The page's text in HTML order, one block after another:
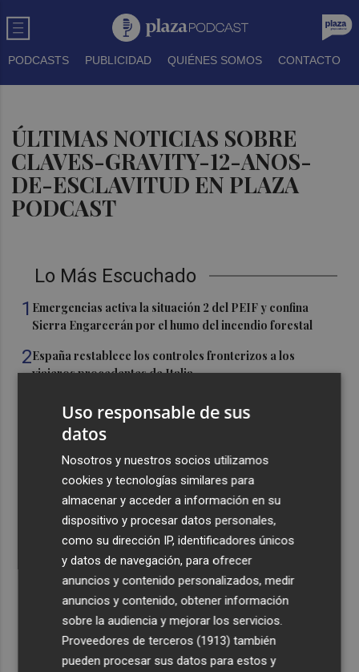
PODCASTS PUBLICIDAD QUIÉNES SOMOS CONTACTO
ÚLTIMAS NOTICIAS SOBRE
CLAVES-GRAVITY-12-ANOS-
DE-ESCLAVITUD EN PLAZA
PODCAST
Lo Más Escuchado
1 Emergencias activa la situación 2 del PEIF y confina
Sierra Engarcerán por el humo del incendio forestal
2España restablece los controles fronterizos a los
viajeros procedentes de Italia
El homenaje a Ferran Torres en Foios, en imágenes
Ferran Torres, recibido con un baño de masas en su
pueblo: "Allá donde voy siempre digo que soy de Foios"
Foios se vuelca con Ferran Torres
Recibe toda la actualidad de
Plaza Podcast en tu correo
Uso responsable de sus
datos
Nosotros y nuestros socios utilizamos
cookies y tecnologías similares para
almacenar y acceder a información en su
dispositivo y procesar datos personales,
como su dirección IP, identificadores únicos
y datos de navegación, para ofrecer
anuncios y contenido personalizados, medir
anuncios y contenido, obtener información
sobre la audiencia y mejorar los servicios.
Proveedores de terceros (1913) también
pueden procesar sus datos para estos y